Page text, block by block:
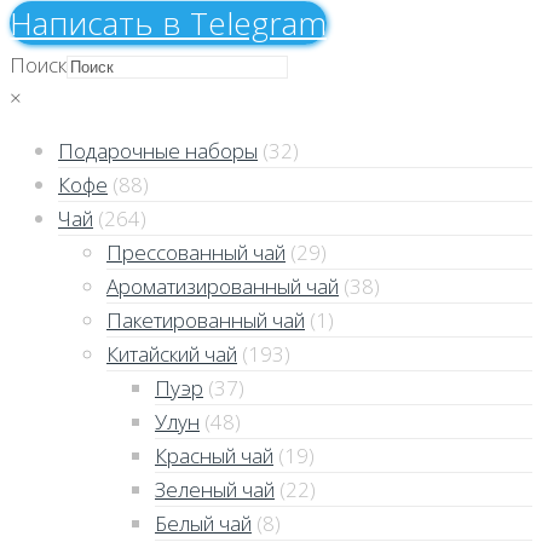
Напиcать в Telegram
Поиск
×
Подарочные наборы (32)
Кофе (88)
Чай (264)
Прессованный чай (29)
Ароматизированный чай (38)
Пакетированный чай (1)
Китайский чай (193)
Пуэр (37)
Улун (48)
Красный чай (19)
Зеленый чай (22)
Белый чай (8)